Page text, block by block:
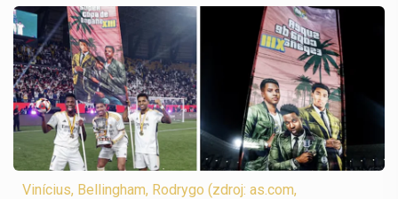
Vinícius, Bellingham, Rodrygo (zdroj: as.com,